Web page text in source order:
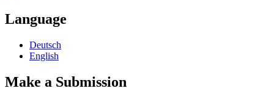
Language
Deutsch
English
Make a Submission